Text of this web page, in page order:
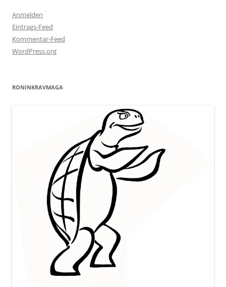
Anmelden
Eintrags-Feed
Kommentar-Feed
WordPress.org
RONINKRAVMAGA